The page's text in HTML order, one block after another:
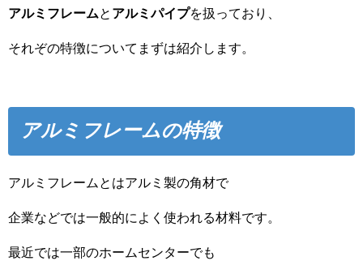
アルミフレームと アルミパイプを扱っており、
それぞの特徴についてまずは紹介します。
アルミフレームの特徴
アルミフレームとはアルミ製の角材で
企業などでは一般的によく使われる材料です。
最近では一部のホームセンターでも